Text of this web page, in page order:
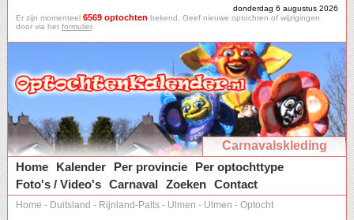
donderdag 6 augustus 2026
Er zijn momenteel 6569 optochten bekend. Geef nieuwe optochten of wijzigingen
door via het formulier.
Carnavalskleding
Home
Kalender Per provincie
Per optochttype
Foto's / Video's Carnaval Zoeken Contact
Home - Duitsland - Rijnland-Palts - Ulmen - Ulmen - Optocht